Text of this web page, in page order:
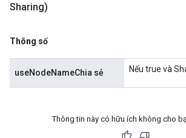
Sharing)
Thông số
useNodeNameChia sẻ Nếu true và
Thông tin này có hữu ích không cho